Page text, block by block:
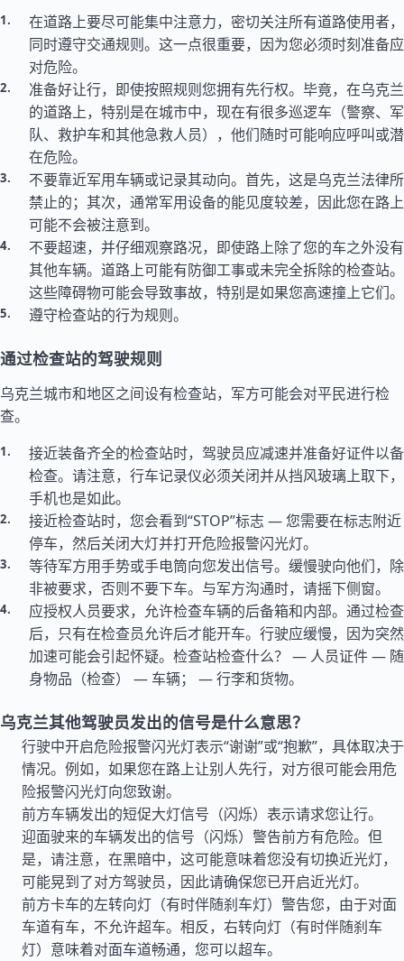
在道路上要尽可能集中注意力，密切关注所有道路使用者，
同时遵守交通规则。这一点很重要，因为您必须时刻准备应
对危险。
准备好让行，即使按照规则您拥有先行权。毕竟，在乌克兰
的道路上，特别是在城市中，现在有很多巡逻车（警察、军
队、救护车和其他急救人员），他们随时可能响应呼叫或潜
在危险。
不要靠近军用车辆或记录其动向。首先，这是乌克兰法律所
禁止的；其次，通常军用设备的能见度较差，因此您在路上
可能不会被注意到。
不要超速，并仔细观察路况，即使路上除了您的车之外没有
其他车辆。道路上可能有防御工事或未完全拆除的检查站。
这些障碍物可能会导致事故，特别是如果您高速撞上它们。
遵守检查站的行为规则。
通过检查站的驾驶规则
乌克兰城市和地区之间设有检查站，军方可能会对平民进行检
查。
接近装备齐全的检查站时，驾驶员应减速并准备好证件以备
检查。请注意，行车记录仪必须关闭并从挡风玻璃上取下，
手机也是如此。
接近检查站时，您会看到“STOP”标志 — 您需要在标志附近
停车，然后关闭大灯并打开危险报警闪光灯。
等待军方用手势或手电筒向您发出信号。缓慢驶向他们，除
非被要求，否则不要下车。与军方沟通时，请摇下侧窗。
应授权人员要求，允许检查车辆的后备箱和内部。通过检查
后，只有在检查员允许后才能开车。行驶应缓慢，因为突然
加速可能会引起怀疑。检查站检查什么？ — 人员证件 — 随
身物品（检查） — 车辆； — 行李和货物。
乌克兰其他驾驶员发出的信号是什么意思？
行驶中开启危险报警闪光灯表示“谢谢”或“抱歉”，具体取决于
情况。例如，如果您在路上让别人先行，对方很可能会用危
险报警闪光灯向您致谢。
前方车辆发出的短促大灯信号（闪烁）表示请求您让行。
迎面驶来的车辆发出的信号（闪烁）警告前方有危险。但
是，请注意，在黑暗中，这可能意味着您没有切换近光灯，
可能晃到了对方驾驶员，因此请确保您已开启近光灯。
前方卡车的左转向灯（有时伴随刹车灯）警告您，由于对面
车道有车，不允许超车。相反，右转向灯（有时伴随刹车
灯）意味着对面车道畅通，您可以超车。